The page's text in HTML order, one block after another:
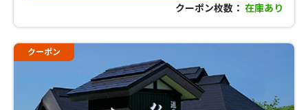
クーポン枚数： 在庫あり
クーポン